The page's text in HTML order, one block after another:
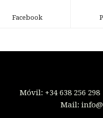
Facebook
Móvil: +34 638 256 298
Mail: